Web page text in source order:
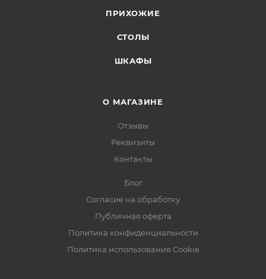
ПРИХОЖИЕ
СТОЛЫ
ШКАФЫ
О МАГАЗИНЕ
Отзывы
Реквизиты
Контакты
Блог
Согласие на обработку
Публичная оферта
Политика конфиденциальности
Политика использования Cookie